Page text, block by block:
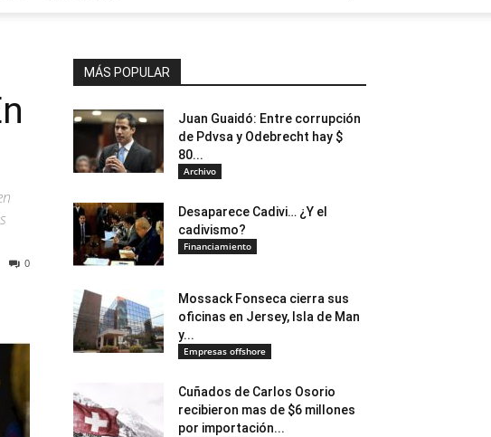
0
MÁS POPULAR
Juan Guaidó: Entre corrupción
de Pdvsa y Odebrecht hay $
80...
Archivo
Desaparece Cadivi… ¿Y el
cadivismo?
Financiamiento
Mossack Fonseca cierra sus
oficinas en Jersey, Isla de Man
y...
Empresas offshore
Cuñados de Carlos Osorio
recibieron mas de $6 millones
por importación...